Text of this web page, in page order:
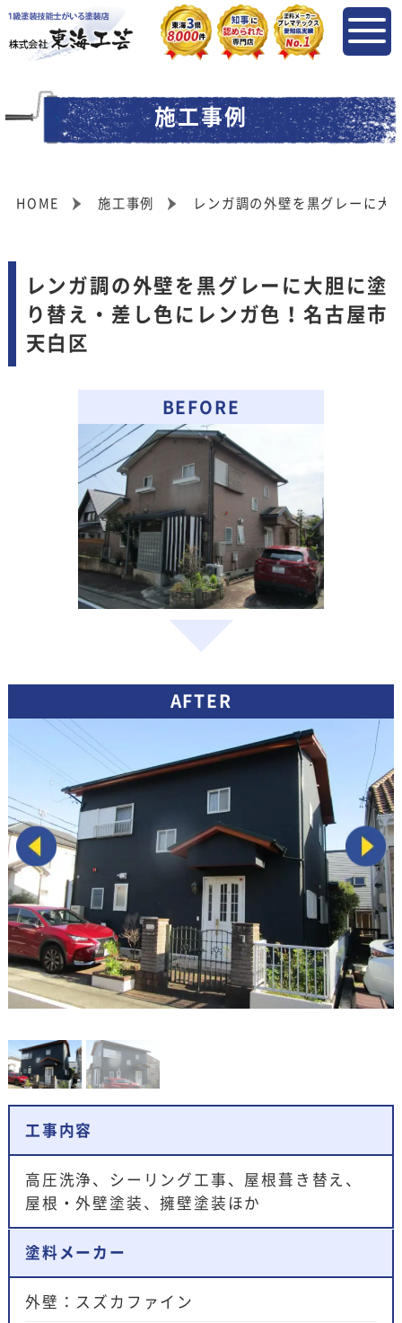
施工事例
HOME 施工事例 レンガ調の外壁を黒グレーに大
レンガ調の外壁を黒グレーに大胆に塗
り替え・差し色にレンガ色！名古屋市
天白区
BEFORE
AFTER
工事内容
高圧洗浄、シーリング工事、屋根葺き替え、
屋根・外壁塗装、擁壁塗装ほか
塗料メーカー
外壁：スズカファイン